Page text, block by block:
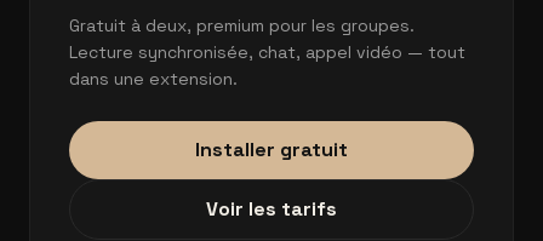
Gratuit à deux, premium pour les groupes.
Lecture synchronisée, chat, appel vidéo — tout
dans une extension.
Installer gratuit
Voir les tarifs